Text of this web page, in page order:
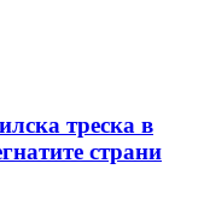
треска в
страни